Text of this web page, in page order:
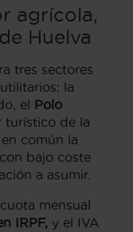
agrícola,
Huelva
tres sectores
la
el Polo
turístico de la
común la
bajo coste
a asumir.
mensual
IRPF, y el IVA